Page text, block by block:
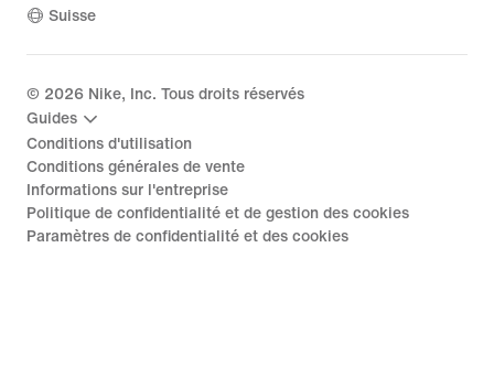
Suisse
© 2026 Nike, Inc. Tous droits réservés
Guides
Conditions d'utilisation
Conditions générales de vente
Informations sur l'entreprise
Politique de confidentialité et de gestion des cookies
Paramètres de confidentialité et des cookies